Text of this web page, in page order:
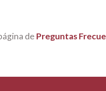
de Preguntas